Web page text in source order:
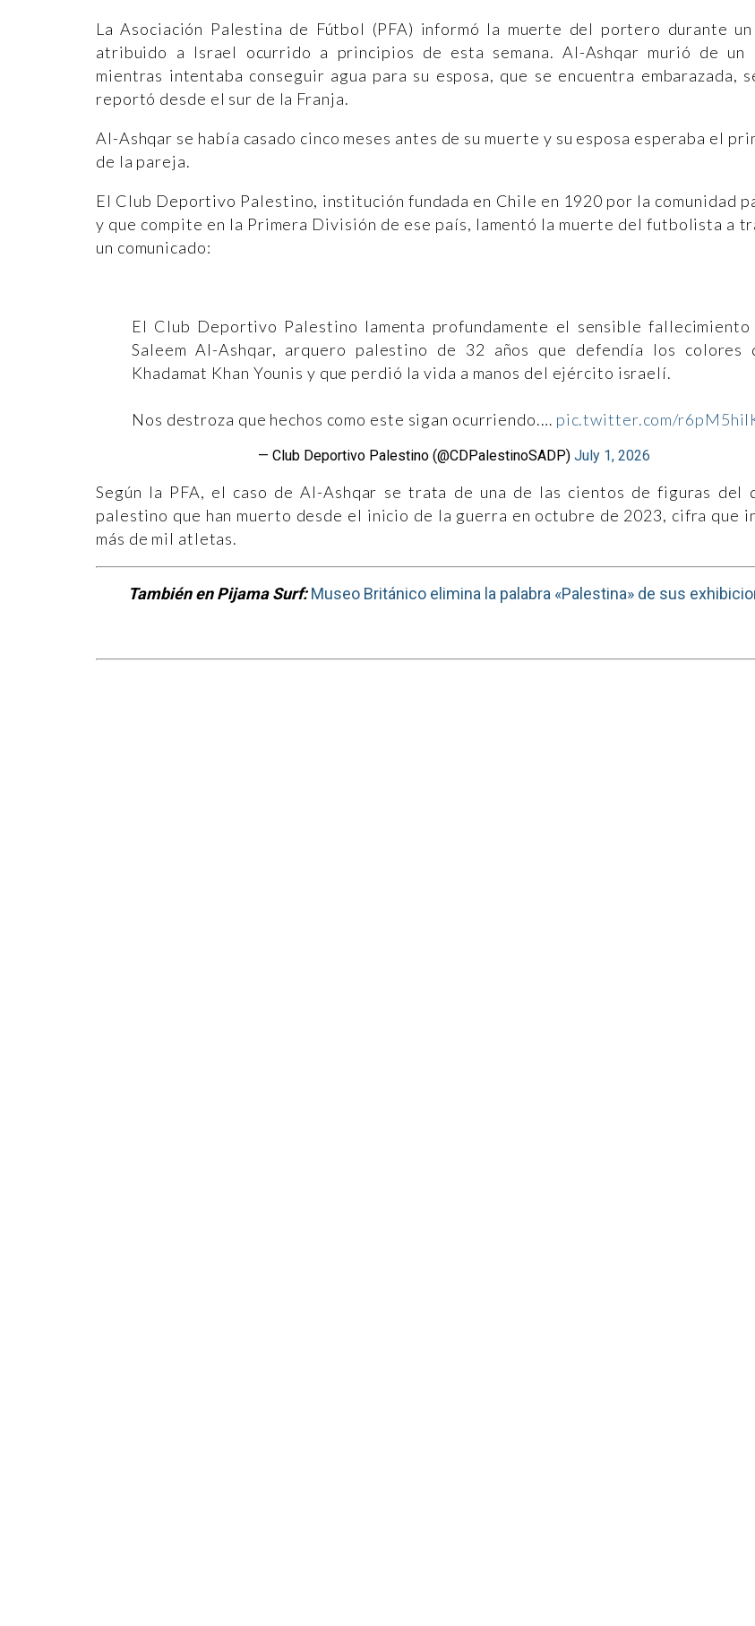
La Asociación Palestina de Fútbol (PFA) informó la muerte del portero durante un
atribuido a Israel ocurrido a principios de esta semana. Al-Ashqar murió de un
mientras intentaba conseguir agua para su esposa, que se encuentra embarazada,
reportó desde el sur de la Franja.
Al-Ashqar se había casado cinco meses antes de su muerte y su esposa esperaba el
de la pareja.
El Club Deportivo Palestino, institución fundada en Chile en 1920 por la comunidad
y que compite en la Primera División de ese país, lamentó la muerte del futbolista a
un comunicado:
El Club Deportivo Palestino lamenta profundamente el sensible fallecimiento
Saleem Al-Ashqar, arquero palestino de 32 años que defendía los colores
Khadamat Khan Younis y que perdió la vida a manos del ejército israelí.
Nos destroza que hechos como este sigan ocurriendo.… pic.twitter.com/
— Club Deportivo Palestino (@CDPalestinoSADP) July 1, 2026
Según la PFA, el caso de Al-Ashqar se trata de una de las cientos de figuras del
palestino que han muerto desde el inicio de la guerra en octubre de 2023, cifra que
más de mil atletas.
También en Pijama Surf:Museo Británico elimina la palabra «Palestina» de sus